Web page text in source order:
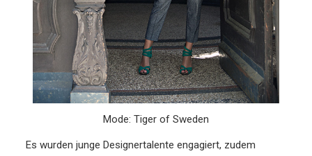
Mode: Tiger of Sweden
Es wurden junge Designertalente engagiert, zudem